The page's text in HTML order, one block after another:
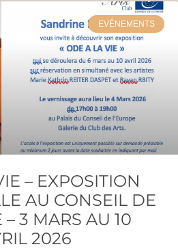
EVÉNEMENTS
– EXPOSITION
AU CONSEIL DE
– 3 MARS AU 10
2026